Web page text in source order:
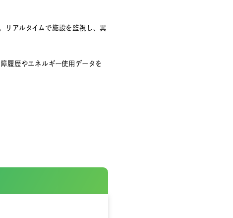
リアルタイムで施設を監視し、異
履歴やエネルギー使用データを